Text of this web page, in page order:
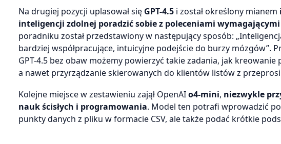
Na drugiej pozycji uplasował się GPT-4.5 i został określony mianem
inteligencji zdolnej poradzić sobie z poleceniami
poradniku został przedstawiony w następujący sposób:
bardziej współpracujące, intuicyjne podejście do burzy mózgów”.
GPT-4.5 bez obaw możemy powierzyć takie zadania, jak
a nawet przyrządzanie skierowanych do klientów listów z
Kolejne miejsce w zestawieniu zajął OpenAIo4-mini, niezwykle
nauk ścisłych i programowania. Model ten potrafi wprowadzić
punkty danych z pliku w formacie CSV, ale także podać krótkie